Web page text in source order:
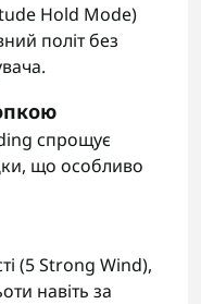
Hold Mode)
політ без
спрощує
що особливо
(5 Strong Wind),
навіть за